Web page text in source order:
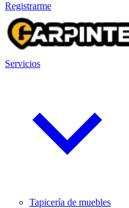
Registrarme
Servicios
Tapicería de muebles